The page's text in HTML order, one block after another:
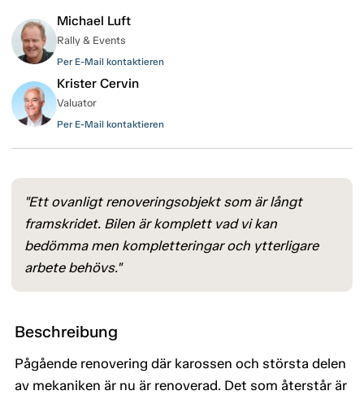
Michael Luft
Rally & Events
Per E-Mail kontaktieren
Krister Cervin
Valuator
Per E-Mail kontaktieren
"Ett ovanligt renoveringsobjekt som är långt
framskridet. Bilen är komplett vad vi kan
bedömma men kompletteringar och ytterligare
arbete behövs."
Beschreibung
Pågående renovering där karossen och största delen
av mekaniken är nu är renoverad. Det som återstår är